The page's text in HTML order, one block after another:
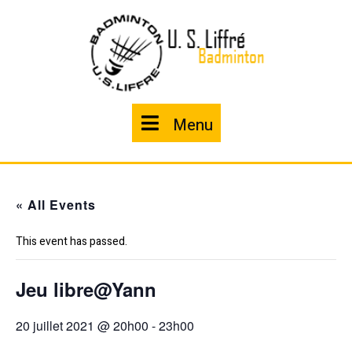
Menu
« All Events
This event has passed.
Jeu libre@Yann
20 juillet 2021 @ 20h00 -23h00